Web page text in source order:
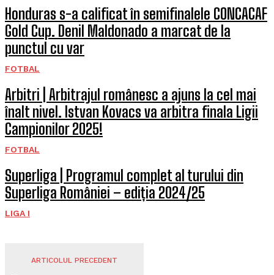
Honduras s-a calificat în semifinalele CONCACAF
Gold Cup. Denil Maldonado a marcat de la
punctul cu var
FOTBAL
Arbitri | Arbitrajul românesc a ajuns la cel mai
înalt nivel. Istvan Kovacs va arbitra finala Ligii
Campionilor 2025!
FOTBAL
Superliga | Programul complet al turului din
Superliga României – ediția 2024/25
LIGA I
ARTICOLUL PRECEDENT